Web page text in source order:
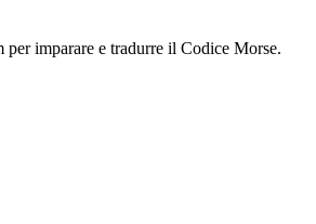
per imparare e tradurre il Codice Morse.